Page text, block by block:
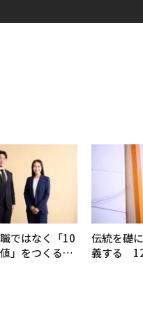
ではなく「10
」をつくる─
伝統を礎
義する